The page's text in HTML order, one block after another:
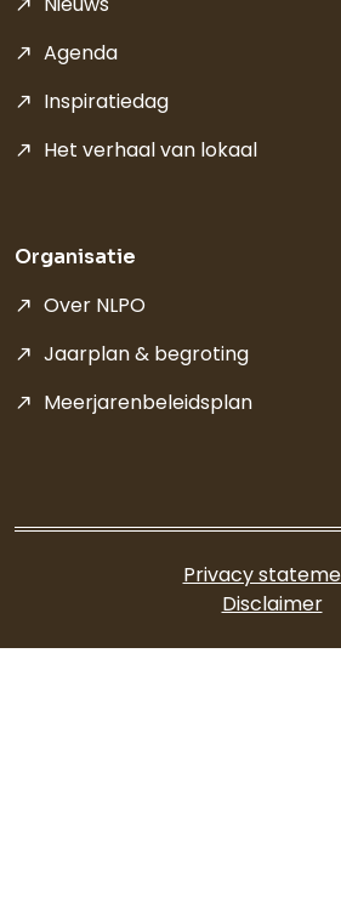
Agenda
Inspiratiedag
Het verhaal van lokaal
Organisatie
Over NLPO
Jaarplan & begroting
Meerjarenbeleidsplan
Privacy
Disclaimer